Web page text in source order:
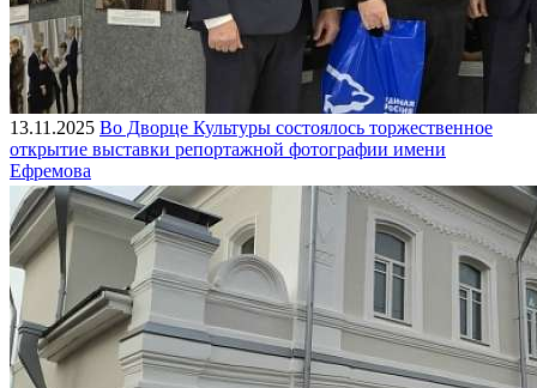
13.11.2025 Во Дворце Культуры состоялось торжественное
открытие выставки репортажной фотографии имени
Ефремова